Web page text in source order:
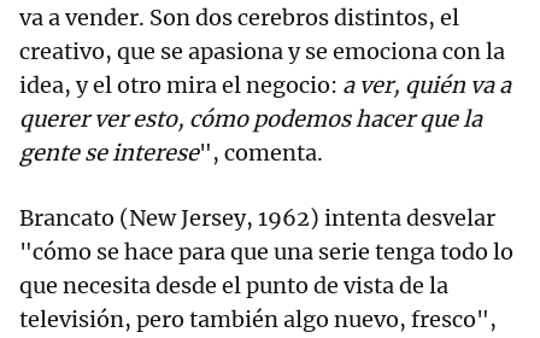
va a vender. Son dos cerebros distintos, el
creativo, que se apasiona y se emociona con la
idea, y el otro mira el negocio: a ver, quién va a
querer ver esto, cómo podemos hacer que la
gente se interese", comenta.
Brancato (New Jersey, 1962) intenta desvelar
"cómo se hace para que una serie tenga todo lo
que necesita desde el punto de vista de la
televisión, pero también algo nuevo, fresco",